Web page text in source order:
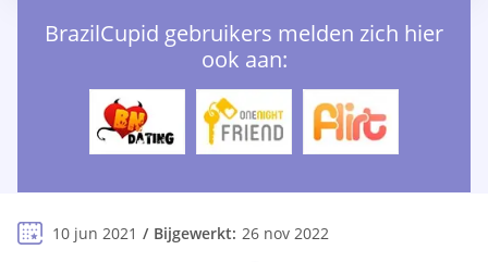
BrazilCupid gebruikers melden zich hier
ook aan:
10 jun 2021 Bijgewerkt: 26 nov 2022